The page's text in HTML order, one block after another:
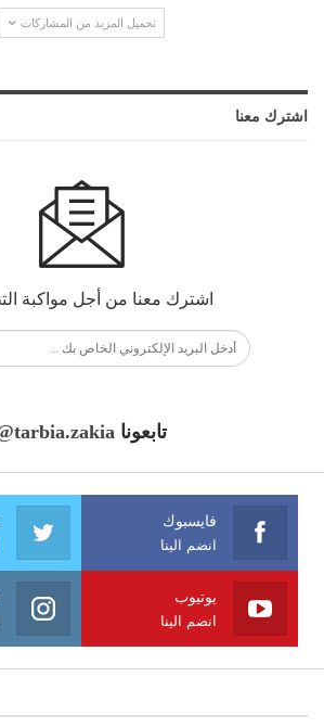
تحميل المزيد من المشاركات
اشترك معنا
اشترك معنا من أجل مواكبة
تابعونا
فايسبوك
انضم الينا
يوتيوب
انضم الينا